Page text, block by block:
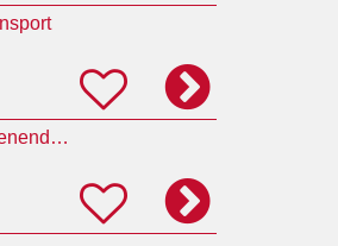
Rettungssanitäter:in (Tagdienste am Wochenende) - Stuttgart